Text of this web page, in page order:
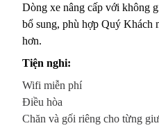
Dòng xe nâng cấp với không
bổ sung, phù hợp Quý Khách
hơn.
Tiện nghi:
Wifi miễn phí
Điều hòa
Chăn và gối riêng cho từng